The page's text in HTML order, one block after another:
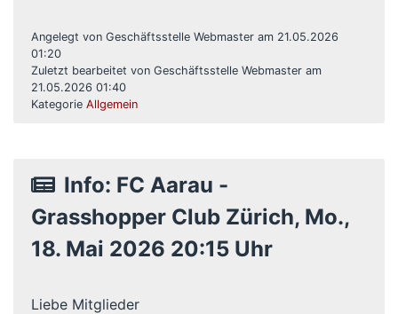
Angelegt von Geschäftsstelle Webmaster am 21.05.2026
01:20
Zuletzt bearbeitet von Geschäftsstelle Webmaster am
21.05.2026 01:40
Kategorie Allgemein
Info: FC Aarau -
Grasshopper Club Zürich, Mo.,
18. Mai 2026 20:15 Uhr
Liebe Mitglieder